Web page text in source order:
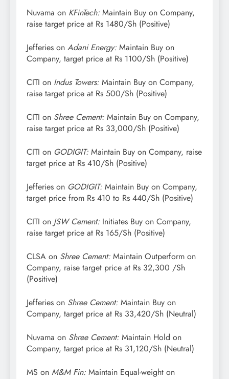
Nuvama on KFinTech: Maintain Buy on Company,
raise target price at Rs 1480/Sh (Positive)
Jefferies on Adani Energy: Maintain Buy on
Company, target price at Rs 1100/Sh (Positive)
CITI on Indus Towers: Maintain Buy on Company,
raise target price at Rs 500/Sh (Positive)
CITI on Shree Cement: Maintain Buy on Company,
raise target price at Rs 33,000/Sh (Positive)
CITI on GODIGIT: Maintain Buy on Company, raise
target price at Rs 410/Sh (Positive)
Jefferies on GODIGIT: Maintain Buy on Company,
target price from Rs 410 to Rs 440/Sh (Positive)
CITI on JSW Cement: Initiates Buy on Company,
raise target price at Rs 165/Sh (Positive)
CLSA on Shree Cement: Maintain Outperform on
Company, raise target price at Rs 32,300 /Sh
(Positive)
Jefferies on Shree Cement: Maintain Buy on
Company, target price at Rs 33,420/Sh (Neutral)
Nuvama on Shree Cement: Maintain Hold on
Company, target price at Rs 31,120/Sh (Neutral)
MS on M&M Fin: Maintain Equal-weight on